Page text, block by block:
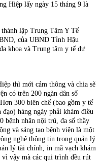
Hiệp lấy ngày 15 tháng 9 là
lập Trung Tâm Y Tế
của UBND Tỉnh Hậu
khoa và Trung tâm y tế dự
thì mới cảm thông và chia sẽ
có trên 200 ngàn dân số
300 biên chế (bao gồm y tế
hàng ngày phải khám điều
bệnh nhân nội trú, đa số thầy
và sáng tạo bệnh viện là một
nghệ thông tin trong quản lý
lý tài chính, in mã vạch khám
vậy mà các qui trình đều rút